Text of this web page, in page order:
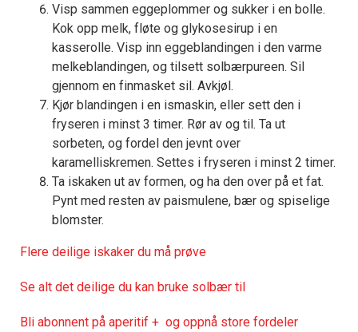
Visp sammen eggeplommer og sukker i en bolle.
Kok opp melk, fløte og glykosesirup i en
kasserolle. Visp inn eggeblandingen i den varme
melkeblandingen, og tilsett solbærpureen. Sil
gjennom en finmasket sil. Avkjøl.
Kjør blandingen i en ismaskin, eller sett den i
fryseren i minst 3 timer. Rør av og til. Ta ut
sorbeten, og fordel den jevnt over
karamelliskremen. Settes i fryseren i minst 2 timer.
Ta iskaken ut av formen, og ha den over på et fat.
Pynt med resten av paismulene, bær og spiselige
blomster.
Flere deilige iskaker du må prøve
Se alt det deilige du kan bruke solbær til
Bli abonnent på aperitif + og oppnå store fordeler